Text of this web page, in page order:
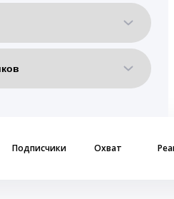
Подписчики Охват